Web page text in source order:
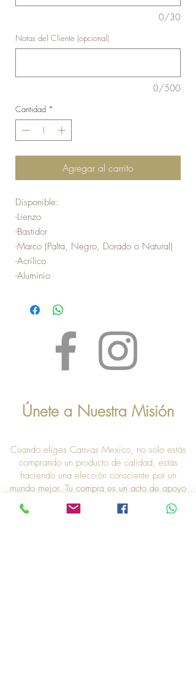
0/30
Notas del Cliente (opcional)
0/500
Cantidad *
Agregar al carrito
Disponible:
-Lienzo
-Bastidor
-Marco (Palta, Negro, Dorado o Natural)
-Acrilico
-Aluminio
Únete a Nuestra Misión
Cuando eliges Canvas Mexico, no solo estás
comprando un producto de calidad, estás
haciendo una elección consciente por un
mundo mejor. Tu compra es un acto de apoyo
a la causa medioambiental y un paso hacia un
futuro más limpio y verde.